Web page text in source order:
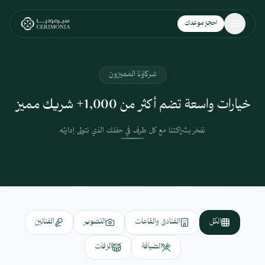
انتقل إلى المحتوى الرئيسي
احجز موعدك
شركاؤنا المميزون
خيارات واسعة تضم أكثر من 1,000+ شريك مميز
نفخر بشراكتنا مع كل طرف في حفلك الذي نتولى إدارته
الكل الفنادق والقاعات التصوير الفنانين
الضيافة الزفات